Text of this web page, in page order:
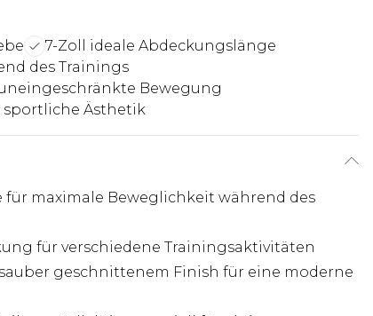
7-Zoll ideale Abdeckungslänge
des Trainings
Bewegung
sportliche Ästhetik
für maximale Beweglichkeit während des
für verschiedene Trainingsaktivitäten
geschnittenem Finish für eine moderne